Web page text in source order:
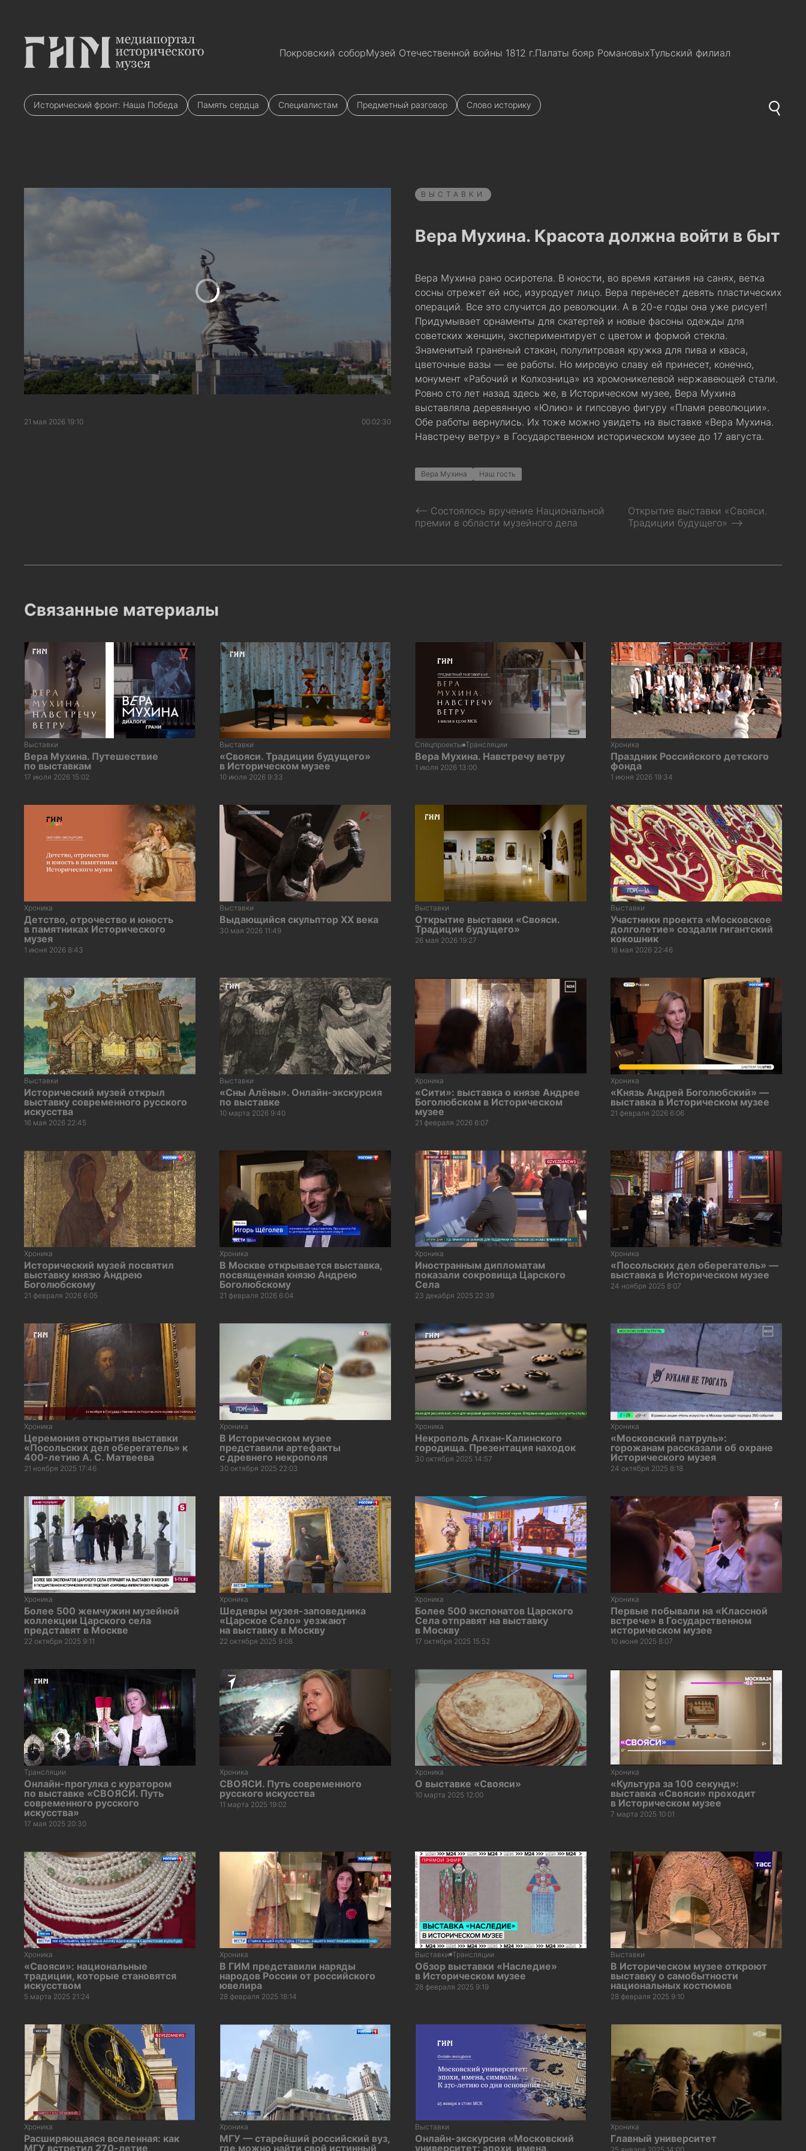
Покровский соборМузей Отечественной войны 1812 г.Палаты бояр РомановыхТульский филиал
Исторический фронт: Наша Победа Память сердца Специалистам Предметный разговор Слово историку
21 мая 2026 19:10 00:02:30
ВЫСТАВКИ
Вера Мухина. Красота должна войти в быт
Вера Мухина рано осиротела. В юности, во время катания на санях, ветка
сосны отрежет ей нос, изуродует лицо. Вера перенесет девять пластических
операций. Все это случится до революции. А в 20-е годы она уже рисует!
Придумывает орнаменты для скатертей и новые фасоны одежды для
советских женщин, экспериментирует с цветом и формой стекла.
Знаменитый граненый стакан, полулитровая кружка для пива и кваса,
цветочные вазы — ее работы. Но мировую славу ей принесет, конечно,
монумент «Рабочий и Колхозница» из хромоникелевой нержавеющей стали.
Ровно сто лет назад здесь же, в Историческом музее, Вера Мухина
выставляла деревянную «Юлию» и гипсовую фигуру «Пламя революции».
Обе работы вернулись. Их тоже можно увидеть на выставке «Вера Мухина.
Навстречу ветру» в Государственном историческом музее до 17 августа.
Вера Мухина Наш гость
⟵ Состоялось вручение Национальной
премии в области музейного дела
Открытие выставки «Свояси.
Традиции будущего» ⟶
Связанные материалы
Выставки
Вера Мухина. Путешествие
по выставкам
17 июля 2026 15:02
Выставки
«Свояси. Традиции будущего»
в Историческом музее
10 июля 2026 9:33
Спецпроекты Трансляции
Вера Мухина. Навстречу ветру
1 июля 2026 13:00
Хроника
Праздник Российского детского
фонда
1 июня 2026 19:34
Хроника
Детство, отрочество и юность
в памятниках Исторического
музея
1 июня 2026 8:43
Выставки
Выдающийся скульптор XX века
30 мая 2026 11:49
Выставки
Открытие выставки «Свояси.
Традиции будущего»
26 мая 2026 19:27
Выставки
Участники проекта «Московское
долголетие» создали гигантский
кокошник
16 мая 2026 22:46
Выставки
Исторический музей открыл
выставку современного русского
искусства
16 мая 2026 22:45
Выставки
«Сны Алёны». Онлайн-экскурсия
по выставке
10 марта 2026 9:40
Хроника
«Сити»: выставка о князе Андрее
Боголюбском в Историческом
музее
21 февраля 2026 6:07
Хроника
«Князь Андрей Боголюбский» —
выставка в Историческом музее
21 февраля 2026 6:06
Хроника
Исторический музей посвятил
выставку князю Андрею
Боголюбскому
21 февраля 2026 6:05
Хроника
В Москве открывается выставка,
посвященная князю Андрею
Боголюбскому
21 февраля 2026 6:04
Хроника
Иностранным дипломатам
показали сокровища Царского
Села
23 декабря 2025 22:39
Хроника
«Посольских дел оберегатель» —
выставка в Историческом музее
24 ноября 2025 8:07
Хроника
Церемония открытия выставки
«Посольских дел оберегатель» к
400-летию А. С. Матвеева
21 ноября 2025 17:46
Хроника
В Историческом музее
представили артефакты
с древнего некрополя
30 октября 2025 22:03
Хроника
Некрополь Алхан-Калинского
городища. Презентация находок
30 октября 2025 14:57
Хроника
«Московский патруль»:
горожанам рассказали об охране
Исторического музея
24 октября 2025 8:18
Хроника
Более 500 жемчужин музейной
коллекции Царского села
представят в Москве
22 октября 2025 9:11
Хроника
Шедевры музея-заповедника
«Царское Cело» уезжают
на выставку в Москву
22 октября 2025 9:08
Хроника
Более 500 экспонатов Царского
Села отправят на выставку
в Москву
17 октября 2025 15:52
Хроника
Первые побывали на «Классной
встрече» в Государственном
историческом музее
10 июня 2025 8:07
Трансляции
Онлайн-прогулка с куратором
по выставке «СВОЯСИ. Путь
современного русского
искусства»
17 мая 2025 20:30
Хроника
СВОЯСИ. Путь современного
русского искусства
11 марта 2025 19:02
Хроника
О выставке «Свояси»
10 марта 2025 12:00
Хроника
«Культура за 100 секунд»:
выставка «Свояси» проходит
в Историческом музее
7 марта 2025 10:01
Хроника
«Свояси»: национальные
традиции, которые становятся
искусством
5 марта 2025 21:24
Хроника
В ГИМ представили наряды
народов России от российского
ювелира
28 февраля 2025 18:14
Выставки Трансляции
Обзор выставки «Наследие»
в Историческом музее
28 февраля 2025 9:19
Выставки
В Историческом музее откроют
выставку о самобытности
национальных костюмов
28 февраля 2025 9:10
Хроника
Расширяющаяся вселенная: как
МГУ встретил 270-летие
Хроника
МГУ — старейший российский вуз,
где можно найти свой истинный
Выставки
Онлайн-экскурсия «Московский
университет: эпохи, имена,
Хроника
Главный университет